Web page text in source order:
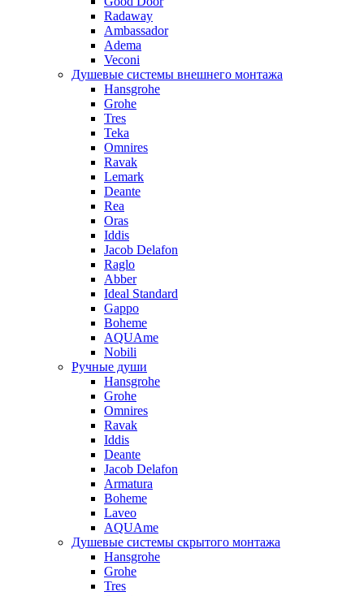
Radaway
Ambassador
Adema
Veconi
Душевые системы внешнего монтажа
Hansgrohe
Grohe
Tres
Teka
Omnires
Ravak
Lemark
Deante
Rea
Oras
Iddis
Jacob Delafon
Raglo
Abber
Ideal Standard
Gappo
Boheme
AQUAme
Nobili
Ручные души
Hansgrohe
Grohe
Omnires
Ravak
Iddis
Deante
Jacob Delafon
Armatura
Boheme
Laveo
AQUAme
Душевые системы скрытого монтажа
Hansgrohe
Grohe
Tres